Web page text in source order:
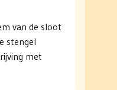
van de sloot
stengel
met